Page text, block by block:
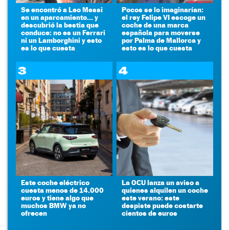
Se encontró a Leo Messi
en un aparcamiento... y
descubrió la bestia que
conduce: no es un Ferrari
ni un Lamborghini y esto
es lo que cuesta
Pocos se lo imaginarían:
el rey Felipe VI escoge un
coche de una marca
española para moverse
por Palma de Mallorca y
esto es lo que cuesta
3
Este coche eléctrico
cuesta menos de 14.000
euros y tiene algo que
muchos BMW ya no
ofrecen
4
La OCU lanza un aviso a
quienes alquilen un coche
este verano: este
despiste puede costarte
cientos de euros